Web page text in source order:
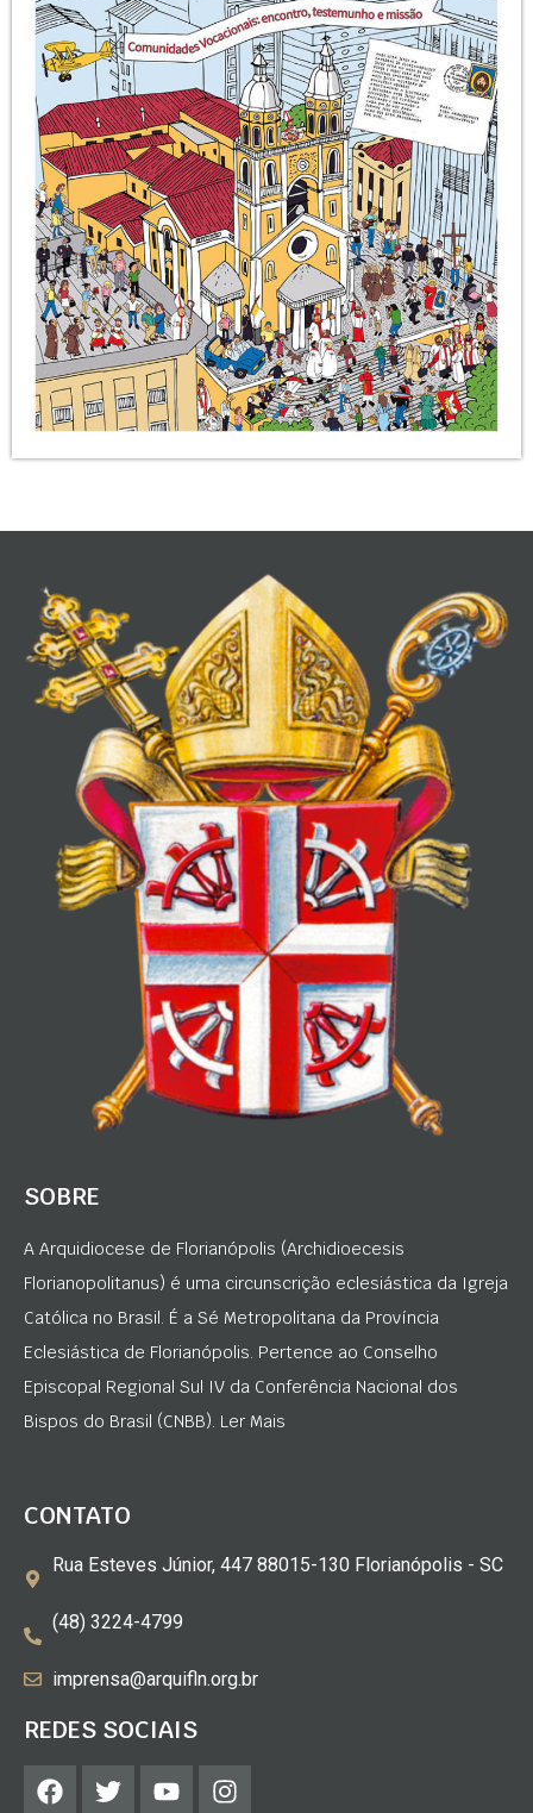
SOBRE
A Arquidiocese de Florianópolis (Archidioecesis
Florianopolitanus) é uma circunscrição eclesiástica da Igreja
Católica no Brasil. É a Sé Metropolitana da Província
Eclesiástica de Florianópolis. Pertence ao Conselho
Episcopal Regional Sul IV da Conferência Nacional dos
Bispos do Brasil (CNBB). Ler Mais
CONTATO
Rua Esteves Júnior, 447 88015-130 Florianópolis - SC
(48) 3224-4799
imprensa@arquifln.org.br
REDES SOCIAIS